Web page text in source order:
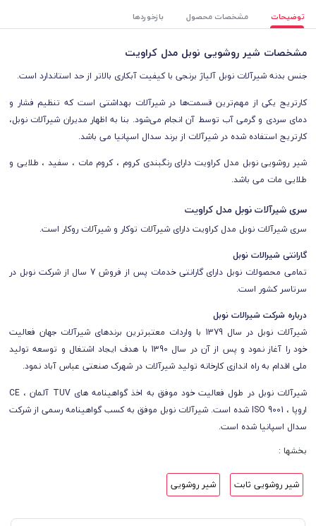
توضیحات مشخصات محصول بازخوردها
مشخصات شیر روشویی نوبل مدل کراویت
جنس بدنه شیرآلات نوبل آلیاژ برنجی با کیفیت آبکاری بالاتر از حد استاندارد است.
کارتریج یکی از مهم‌ترین قسمت‌ها در شیرآلات بهداشتی است که تنظیم فشار و
دمای سردی و گرمی آب توسط آن انجام می‌شود. بنا به اظهار مدیران شیرآلات نوبل،
کارتریج استفاده شده در شیرآلات از برند سدال اسپانیا می باشد.
شیر روشویی نوبل مدل کراویت دارای رنگبندی کروم ، کروم مات ، سفید ، طلایی و
طلایی مات می باشد.
سری شیرآلات نوبل مدل کراویت
سری شیرآلات نوبل مدل کراویت دارای شیرآلات توکار و شیرآلات روکار است.
گارانتی شیرالات نوبل
تمامی محصولات نوبل دارایگارانتی خدمات پس از فروش 7 سال از شرکت نوبل
در
سرتاسر کشور است.
درباره شرکت شیرالات نوبل
شیرآلات نوبل در سال 1379 با واردات معتبرترین برندهای شیرآلات جهان فعالیت
خود را آغاز نمود و پس از آن در سال 1390 با هدف ایجاد اشتغال و توسعه تولید
ملی اقدام به راه اندازی کارخانه تولید شیرآلات در شهرک صنعتی عباس آباد نمود.
شیرآلات نوبل در طول فعالیت خود موفق به اخذ گواهینامه های TUV آلمان ، CE
اروپا ، ISO 9001 شده است. شیرآلات نوبل موفق به کسب گواهینامه رسمی از شرکت
سدال اسپانیا شده است.
بخشها :
شیر روشویی ثابت شیر روشویی